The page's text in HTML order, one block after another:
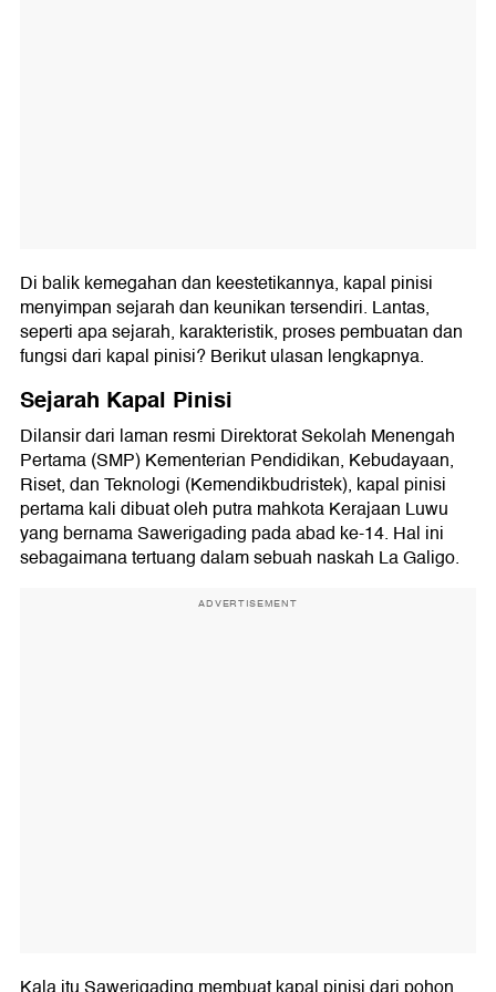
Di balik kemegahan dan keestetikannya, kapal pinisi
menyimpan sejarah dan keunikan tersendiri. Lantas,
seperti apa sejarah, karakteristik, proses pembuatan dan
fungsi dari kapal pinisi? Berikut ulasan lengkapnya.
Sejarah Kapal Pinisi
Dilansir dari laman resmi Direktorat Sekolah Menengah
Pertama (SMP) Kementerian Pendidikan, Kebudayaan,
Riset, dan Teknologi (Kemendikbudristek), kapal pinisi
pertama kali dibuat oleh putra mahkota Kerajaan Luwu
yang bernama Sawerigading pada abad ke-14. Hal ini
sebagaimana tertuang dalam sebuah naskah La Galigo.
ADVERTISEMENT